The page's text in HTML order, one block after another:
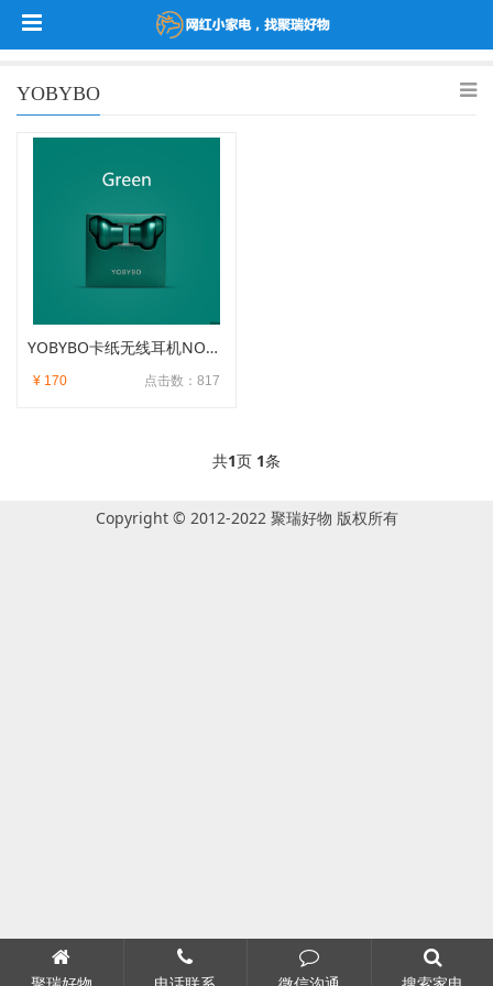
YOBYBO
YOBYBO卡纸无线耳机NOTE20
点击数：817
¥ 170
共1页 1条
Copyright © 2012-2022 聚瑞好物 版权所有